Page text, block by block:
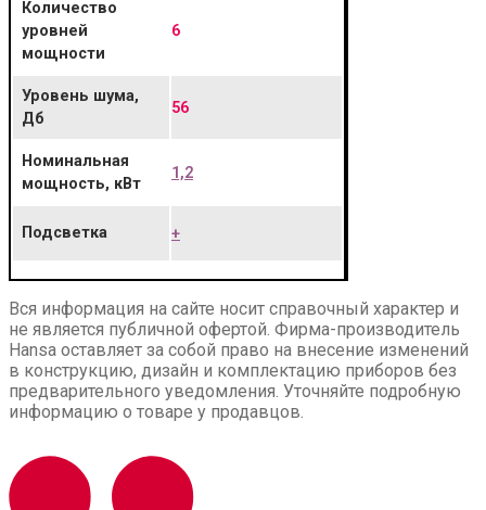
Количество
уровней
мощности
6
Уровень шума,
Дб
56
Номинальная
мощность, кВт
1,2
Подсветка +
Вся информация на сайте носит справочный характер и
не является публичной офертой. Фирма-производитель
Hansa оставляет за собой право на внесение изменений
в конструкцию, дизайн и комплектацию приборов без
предварительного уведомления. Уточняйте подробную
информацию о товаре у продавцов.